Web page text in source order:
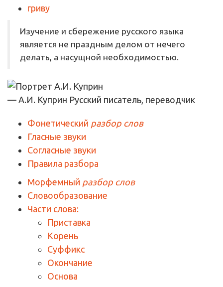
гриву
Изучение и сбережение русского языка
является не праздным делом от нечего
делать, а насущной необходимостью.
— А.И. Куприн Русский писатель, переводчик
Фонетический разбор слов
Гласные звуки
Согласные звуки
Правила разбора
Морфемный разбор слов
Словообразование
Части слова:
Приставка
Корень
Суффикс
Окончание
Основа